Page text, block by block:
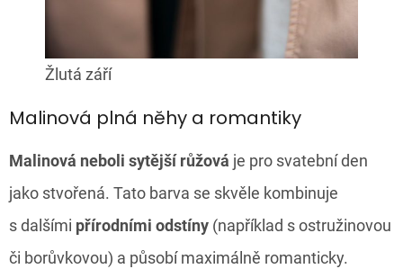
Žlutá září
Malinová plná něhy a romantiky
Malinová neboli sytější růžová je pro svatební den
jako stvořená. Tato barva se skvěle kombinuje
s dalšími přírodními odstíny (například s ostružinovou
či borůvkovou) a působí maximálně romanticky.